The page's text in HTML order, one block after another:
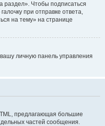
раздел». Чтобы подписаться
при отправке ответа,
на тему» на странице
личную панель управления
предлагающая большие
частей сообщения.